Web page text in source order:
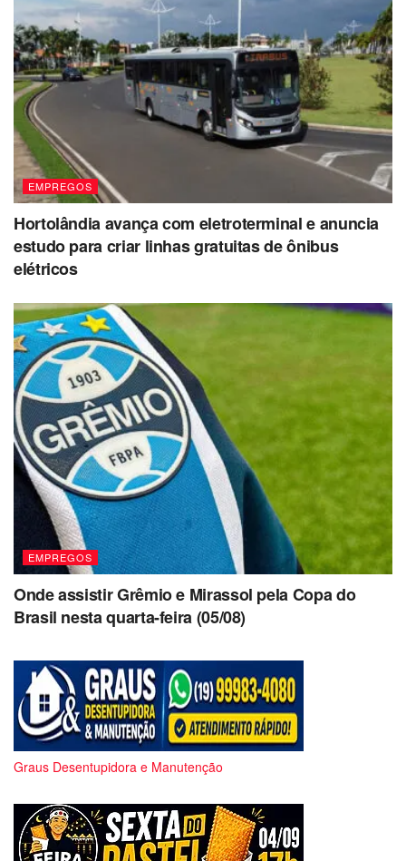
EMPREGOS
Hortolândia avança com eletroterminal e anuncia
estudo para criar linhas gratuitas de ônibus
elétricos
EMPREGOS
Onde assistir Grêmio e Mirassol pela Copa do
Brasil nesta quarta-feira (05/08)
Graus Desentupidora e Manutenção